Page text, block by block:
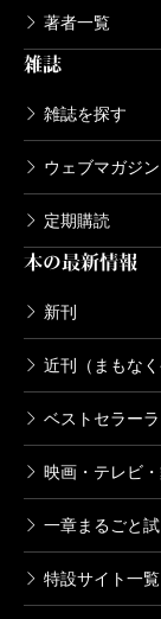
著者一覧
雑誌
雑誌を探す
ウェブマガジ
定期購読
本の最新情報
新刊
近刊（まもなく
ベストセラー
映画・テレビ
一章まるごと
特設サイト一覧